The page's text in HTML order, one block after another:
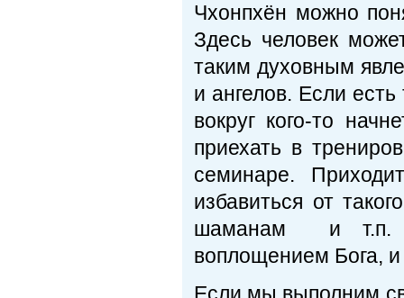
Чхонпхён можно
Здесь человек
таким духовным
и ангелов. Если
вокруг кого-то
приехать в
семинаре.
избавиться от
шаманам и т.п.
воплощением Бога,